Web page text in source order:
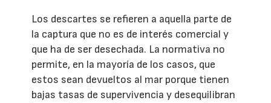
Los descartes se refieren a aquella parte de
la captura que no es de interés comercial y
que ha de ser desechada. La normativa no
permite, en la mayoría de los casos, que
estos sean devueltos al mar porque tienen
bajas tasas de supervivencia y desequilibran